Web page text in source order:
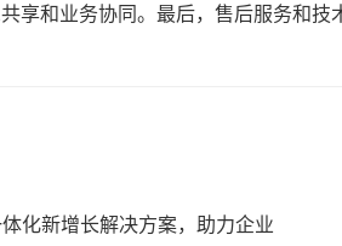
享和业务协同。最后，售后服务和技
化新增长解决方案，助力企业